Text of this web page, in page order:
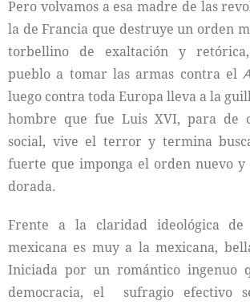
Pero volvamos a esa madre de las
la de Francia que destruye un orden
torbellino de exaltación y
pueblo a tomar las armas contra el
luego contra toda Europa lleva a la
hombre que fue Luis XVI, para de
social, vive el terror y termina
fuerte que imponga el orden nuevo y
dorada.
Frente a la claridad ideológica
mexicana es muy a la mexicana,
Iniciada por un romántico ingenuo
democracia, el sufragio efectivo